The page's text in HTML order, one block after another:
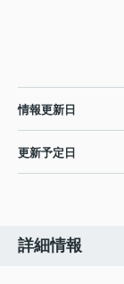
情報更新日
更新予定日
詳細情報